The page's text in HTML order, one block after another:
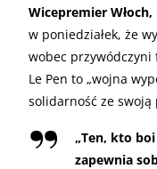
Wicepremier
w poniedziałek, że
wobec
Le Pen to „wojna
solidarność ze swoją
„Ten, kto
zapewnia